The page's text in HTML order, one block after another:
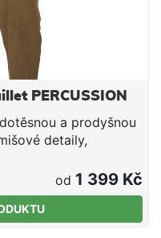
PERCUSSION
a prodyšnou
detaily,
na kotnících
od 1 399 Kč